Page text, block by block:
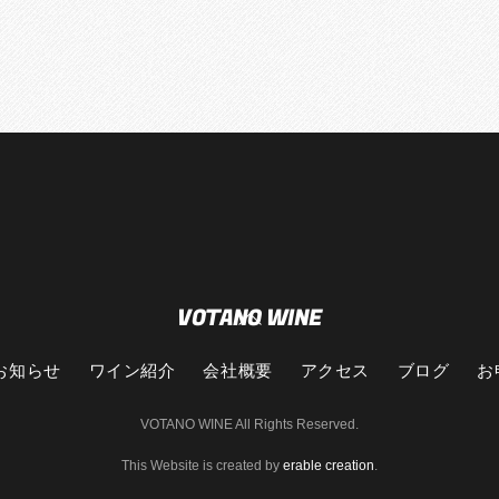
Back
Top
VOTANO WINE
知らせ ワイン紹介 会社概要 アクセス ブログ お
VOTANO WINE All Rights Reserved.
This Website is created by erable creation.